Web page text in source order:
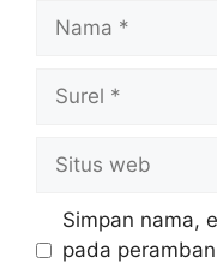
Nama
Surel
Situs
web
Simpan nama,
pada